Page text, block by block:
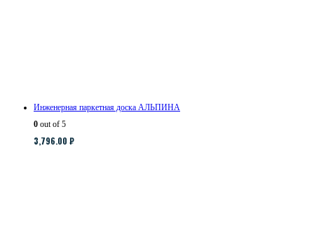
Инженерная паркетная доска АЛЬПИНА
0 out of 5
3,796.00 ₽